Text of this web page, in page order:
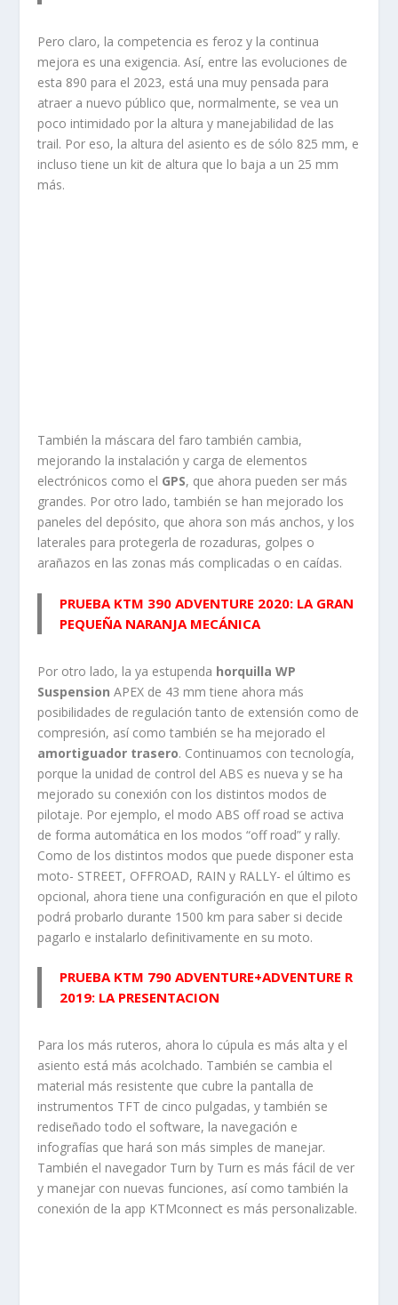
Pero claro, la competencia es feroz y la continua
mejora es una exigencia. Así, entre las evoluciones de
esta 890 para el 2023, está una muy pensada para
atraer a nuevo público que, normalmente, se vea un
poco intimidado por la altura y manejabilidad de las
trail. Por eso, la altura del asiento es de sólo 825 mm, e
incluso tiene un kit de altura que lo baja a un 25 mm
más.
También la máscara del faro también cambia,
mejorando la instalación y carga de elementos
electrónicos como el GPS, que ahora pueden ser más
grandes. Por otro lado, también se han mejorado los
paneles del depósito, que ahora son más anchos, y los
laterales para protegerla de rozaduras, golpes o
arañazos en las zonas más complicadas o en caídas.
PRUEBA KTM 390 ADVENTURE 2020: LA GRAN
PEQUEÑA NARANJA MECÁNICA
Por otro lado, la ya estupenda horquilla WP
Suspension APEX de 43 mm tiene ahora más
posibilidades de regulación tanto de extensión como de
compresión, así como también se ha mejorado el
amortiguador trasero. Continuamos con tecnología,
porque la unidad de control del ABS es nueva y se ha
mejorado su conexión con los distintos modos de
pilotaje. Por ejemplo, el modo ABS off road se activa
de forma automática en los modos “off road” y rally.
Como de los distintos modos que puede disponer esta
moto- STREET, OFFROAD, RAIN y RALLY- el último es
opcional, ahora tiene una configuración en que el piloto
podrá probarlo durante 1500 km para saber si decide
pagarlo e instalarlo definitivamente en su moto.
PRUEBA KTM 790 ADVENTURE+ADVENTURE R
2019: LA PRESENTACION
Para los más ruteros, ahora lo cúpula es más alta y el
asiento está más acolchado. También se cambia el
material más resistente que cubre la pantalla de
instrumentos TFT de cinco pulgadas, y también se
rediseñado todo el software, la navegación e
infografías que hará son más simples de manejar.
También el navegador Turn by Turn es más fácil de ver
y manejar con nuevas funciones, así como también la
conexión de la app KTMconnect es más personalizable.